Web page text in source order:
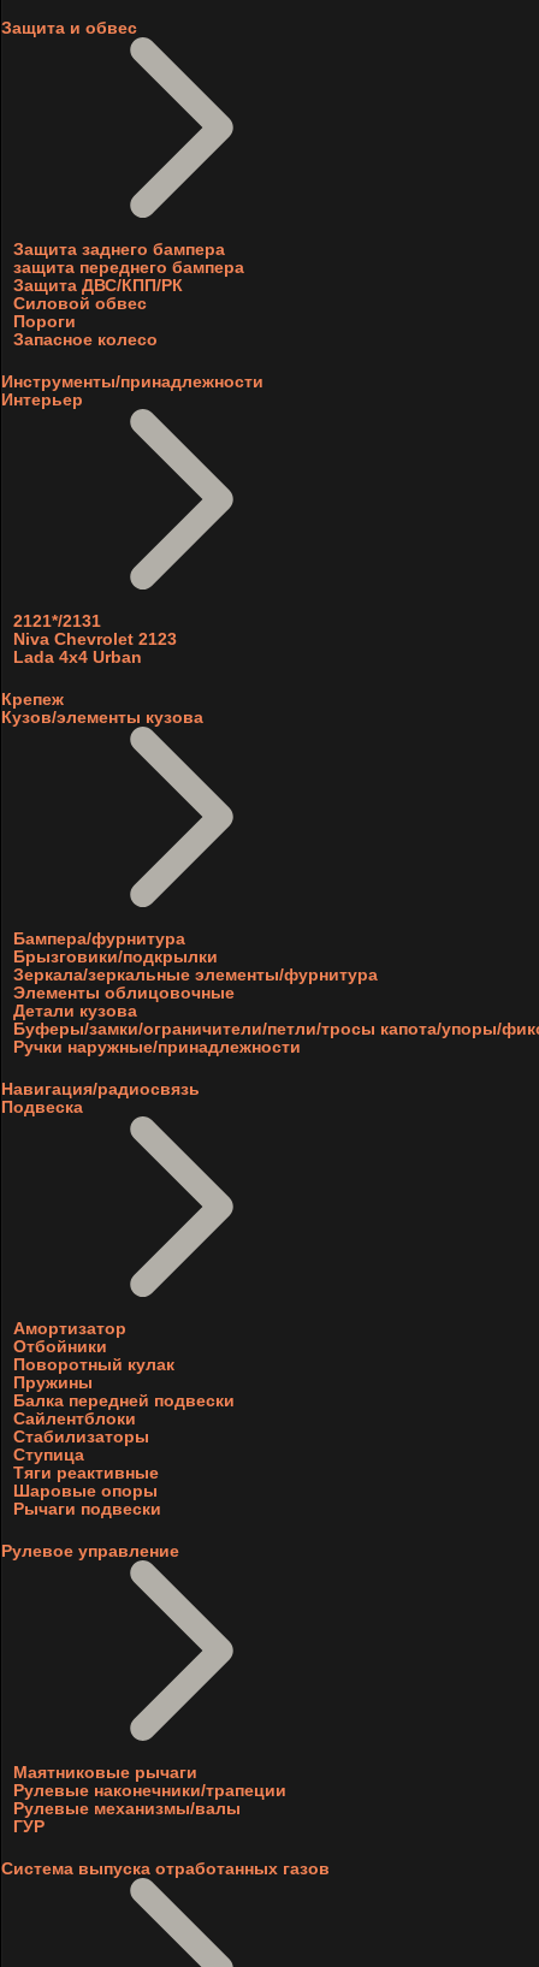
Защита и обвес
Защита заднего бампера
защита переднего бампера
Защита ДВС/КПП/РК
Силовой обвес
Пороги
Запасное колесо
Инструменты/принадлежности
Интерьер
2121*/2131
Niva Chevrolet 2123
Lada 4x4 Urban
Крепеж
Кузов/элементы кузова
Бампера/фурнитура
Брызговики/подкрылки
Зеркала/зеркальные элементы/фурнитура
Элементы облицовочные
Детали кузова
Буферы/замки/ограничители/петли/тросы капота/упоры/
Ручки наружные/принадлежности
Навигация/радиосвязь
Подвеска
Амортизатор
Отбойники
Поворотный кулак
Пружины
Балка передней подвески
Сайлентблоки
Стабилизаторы
Ступица
Тяги реактивные
Шаровые опоры
Рычаги подвески
Рулевое управление
Маятниковые рычаги
Рулевые наконечники/трапеции
Рулевые механизмы/валы
ГУР
Система выпуска отработанных газов